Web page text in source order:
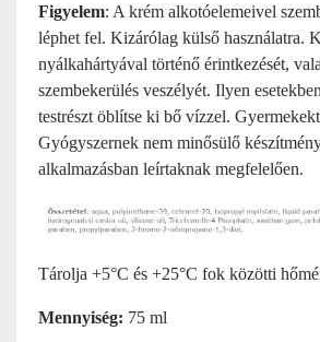
Figyelem: A krém alkotóelemeivel
léphet fel. Kizárólag külső használatra.
nyálkahártyával történő érintkezését,
szembekerülés veszélyét. Ilyen
testrészt öblítse ki bő vízzel.
Gyógyszernek nem minősülő
alkalmazásban leírtaknak megfelelően.
Tárolja +5°C és +25°C fok közötti
Mennyiség: 75 ml